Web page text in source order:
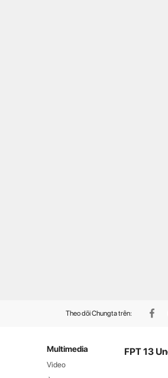
Theo dõi Chungta trên:
Multimedia
Video
FPT 13